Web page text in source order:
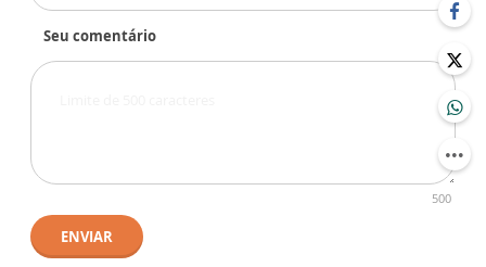
Seu comentário
500
ENVIAR